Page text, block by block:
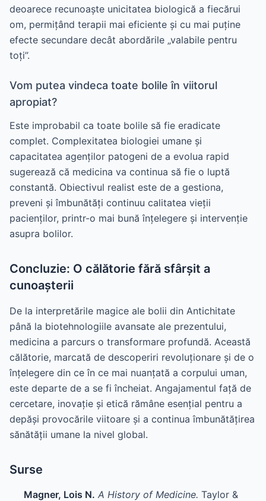
deoarece recunoaște unicitatea biologică a fiecărui
om, permițând terapii mai eficiente și cu mai puține
efecte secundare decât abordările „valabile pentru
toți”.
Vom putea vindeca toate bolile în viitorul
apropiat?
Este improbabil ca toate bolile să fie eradicate
complet. Complexitatea biologiei umane și
capacitatea agenților patogeni de a evolua rapid
sugerează că medicina va continua să fie o luptă
constantă. Obiectivul realist este de a gestiona,
preveni și îmbunătăți continuu calitatea vieții
pacienților, printr-o mai bună înțelegere și intervenție
asupra bolilor.
Concluzie: O călătorie fără sfârșit a
cunoașterii
De la interpretările magice ale bolii din Antichitate
până la biotehnologiile avansate ale prezentului,
medicina a parcurs o transformare profundă. Această
călătorie, marcată de descoperiri revoluționare și de o
înțelegere din ce în ce mai nuanțată a corpului uman,
este departe de a se fi încheiat. Angajamentul față de
cercetare, inovație și etică rămâne esențial pentru a
depăși provocările viitoare și a continua îmbunătățirea
sănătății umane la nivel global.
Surse
Magner, Lois N. A History of Medicine. Taylor &